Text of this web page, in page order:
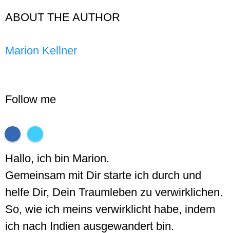
ABOUT THE AUTHOR
Marion Kellner
Follow me
Hallo, ich bin Marion.
Gemeinsam mit Dir starte ich durch und
helfe Dir, Dein Traumleben zu verwirklichen.
So, wie ich meins verwirklicht habe, indem
ich nach Indien ausgewandert bin.